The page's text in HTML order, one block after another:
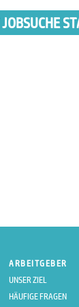
ARBEITGEBER
UNSER ZIEL
HÄUFIGE FRAGEN